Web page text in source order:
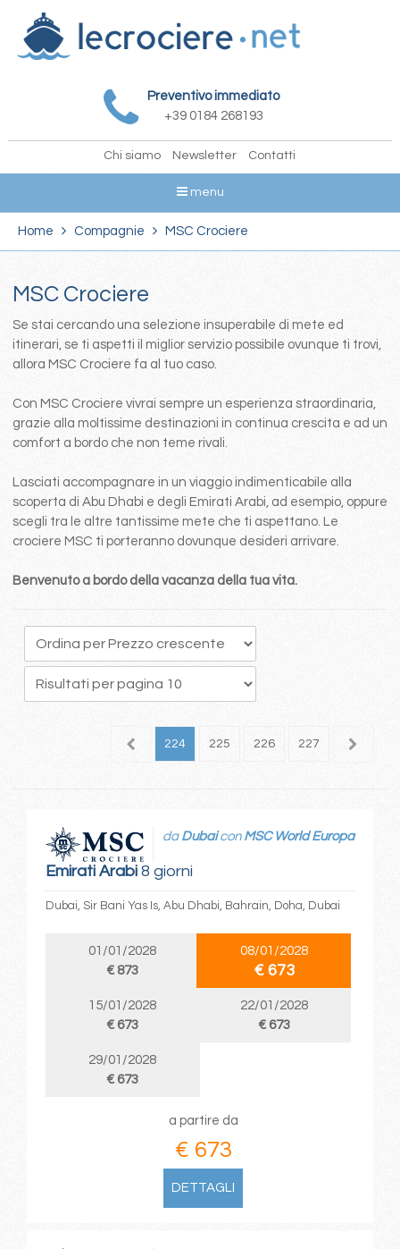
Preventivo immediato
+39 0184 268193
Chi siamo Newsletter Contatti
menu
Home Compagnie MSC Crociere
MSC Crociere
Se stai cercando una selezione insuperabile di mete ed
itinerari, se ti aspetti il miglior servizio possibile ovunque ti trovi,
allora MSC Crociere fa al tuo caso.
Con MSC Crociere vivrai sempre un esperienza straordinaria,
grazie alla moltissime destinazioni in continua crescita e ad un
comfort a bordo che non teme rivali.
Lasciati accompagnare in un viaggio indimenticabile alla
scoperta di Abu Dhabi e degli Emirati Arabi, ad esempio, oppure
scegli tra le altre tantissime mete che ti aspettano. Le
crociere MSC ti porteranno dovunque desideri arrivare.
Benvenuto a bordo della vacanza della tua vita.
223 224 225 226 227 228
Emirati Arabi8 giorni
da Dubaicon MSC World Europa
Dubai, Sir Bani Yas Is, Abu Dhabi, Bahrain, Doha, Dubai
01/01/2028
€ 873
08/01/2028
€ 673
15/01/2028
€ 673
22/01/2028
€ 673
29/01/2028
€ 673
a partire da
€ 673
DETTAGLI